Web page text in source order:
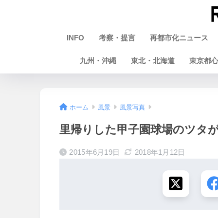
INFO 考察・提言 再都市化ニュース
九州・沖縄 東北・北海道 東京都心
ホーム 風景 風景写真
里帰りした甲子園球場のツタ
2015年6月19日 2018年1月12日